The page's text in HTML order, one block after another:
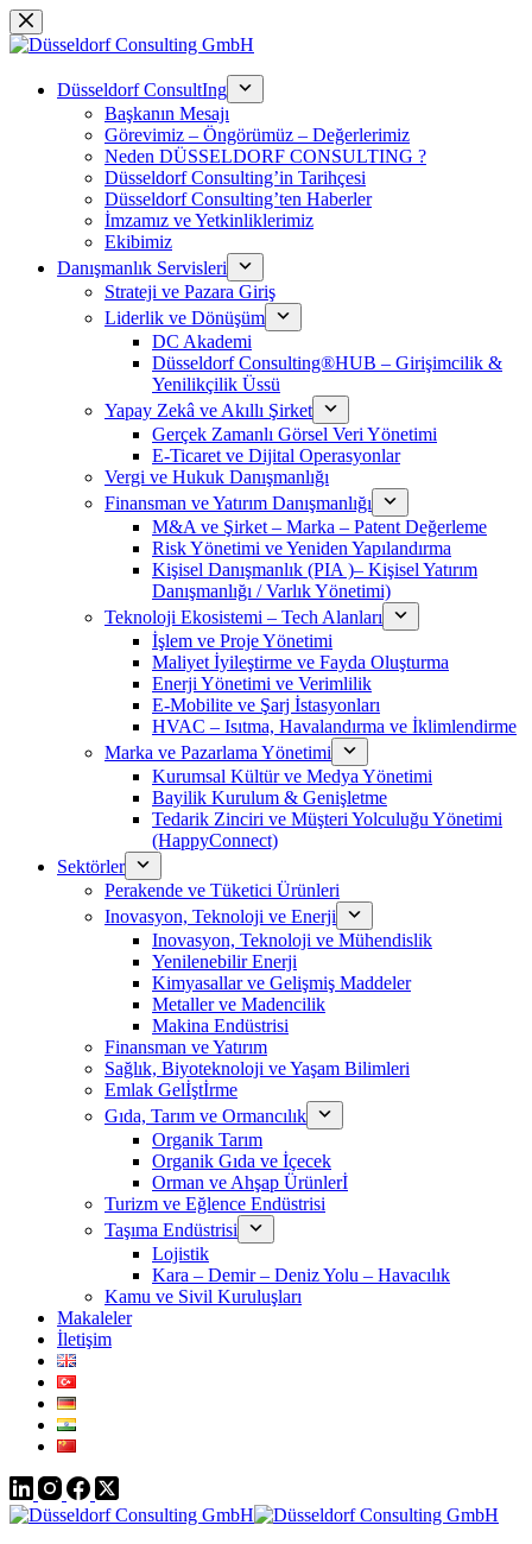
Saltar
al
Düsseldorf ConsultIng
Başkanın Mesajı
Görevimiz – Öngörümüz – Değerlerimiz
Neden DÜSSELDORF CONSULTING ?
Düsseldorf Consulting’in Tarihçesi
Düsseldorf Consulting’ten Haberler
İmzamız ve Yetkinliklerimiz
Ekibimiz
Danışmanlık Servisleri
Strateji ve Pazara Giriş
Liderlik ve Dönüşüm
DC Akademi
Düsseldorf Consulting®HUB – Girişimcilik &
Yenilikçilik Üssü
Yapay Zekâ ve Akıllı Şirket
Gerçek Zamanlı Görsel Veri Yönetimi
E-Ticaret ve Dijital Operasyonlar
Vergi ve Hukuk Danışmanlığı
Finansman ve Yatırım Danışmanlığı
M&A ve Şirket – Marka – Patent Değerleme
Risk Yönetimi ve Yeniden Yapılandırma
Kişisel Danışmanlık (PIA )– Kişisel Yatırım
Danışmanlığı / Varlık Yönetimi)
Teknoloji Ekosistemi – Tech Alanları
İşlem ve Proje Yönetimi
Maliyet İyileştirme ve Fayda Oluşturma
Enerji Yönetimi ve Verimlilik
E-Mobilite ve Şarj İstasyonları
HVAC – Isıtma, Havalandırma ve İklimlendirme
Marka ve Pazarlama Yönetimi
Kurumsal Kültür ve Medya Yönetimi
Bayilik Kurulum & Genişletme
Tedarik Zinciri ve Müşteri Yolculuğu Yönetimi
(HappyConnect)
Sektörler
Perakende ve Tüketici Ürünleri
Inovasyon, Teknoloji ve Enerji
Inovasyon, Teknoloji ve Mühendislik
Yenilenebilir Enerji
Kimyasallar ve Gelişmiş Maddeler
Metaller ve Madencilik
Makina Endüstrisi
Finansman ve Yatırım
Sağlık, Biyoteknoloji ve Yaşam Bilimleri
Emlak Gelİştİrme
Gıda, Tarım ve Ormancılık
Organik Tarım
Organik Gıda ve İçecek
Orman ve Ahşap Ürünlerİ
Turizm ve Eğlence Endüstrisi
Taşıma Endüstrisi
Lojistik
Kara – Demir – Deniz Yolu – Havacılık
Kamu ve Sivil Kuruluşları
Makaleler
İletişim